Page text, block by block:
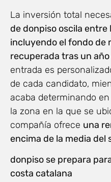
La inversión total
de donpiso oscila
incluyendo el fondo de
recuperada tras un
entrada es
de cada candidato,
acaba determinando
la zona en la que se
compañía ofrece una
encima de la media del
donpiso se prepara
costa catalana